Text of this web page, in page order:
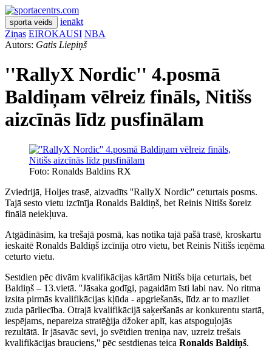
sporta veids
ienākt
Ziņas EIROKAUSI NBA
Autors: Gatis Liepiņš
''RallyX Nordic'' 4.posmā
Baldiņam vēlreiz fināls, Nitišs
aizcīnās līdz pusfinālam
Foto: Ronalds Baldins RX
Zviedrijā, Holjes trasē, aizvadīts ''RallyX Nordic'' ceturtais posms.
Tajā sesto vietu izcīnīja Ronalds Baldiņš, bet Reinis Nitišs šoreiz
finālā neiekļuva.
Atgādināsim, ka trešajā posmā, kas notika tajā pašā trasē, kroskartu
ieskaitē Ronalds Baldiņš izcīnīja otro vietu, bet Reinis Nitišs ieņēma
ceturto vietu.
Sestdien pēc divām kvalifikācijas kārtām Nitišs bija ceturtais, bet
Baldiņš – 13.vietā. ''Jāsaka godīgi, pagaidām īsti labi nav. No ritma
izsita pirmās kvalifikācijas kļūda - apgriešanās, līdz ar to mazliet
zuda pārliecība. Otrajā kvalifikācijā saķeršanās ar konkurentu startā,
iespējams, nepareiza stratēģija džoker aplī, kas atspoguļojās
rezultātā. Ir jāsavāc sevi, jo svētdien treniņa nav, uzreiz trešais
kvalifikācijas brauciens,'' pēc sestdienas teica Ronalds Baldiņš.